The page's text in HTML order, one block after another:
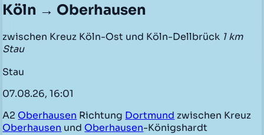
Köln → Oberhausen
zwischen Kreuz Köln-Ost und Köln-Dellbrück 1 km
Stau
Stau
07.08.26, 16:01
A2 Oberhausen Richtung Dortmund zwischen Kreuz
Oberhausen und Oberhausen-Königshardt